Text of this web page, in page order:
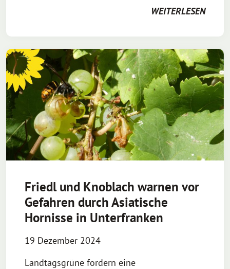
WEITERLESEN
Friedl und Knoblach warnen vor
Gefahren durch Asiatische
Hornisse in Unterfranken
19 Dezember 2024
Landtagsgrüne fordern eine